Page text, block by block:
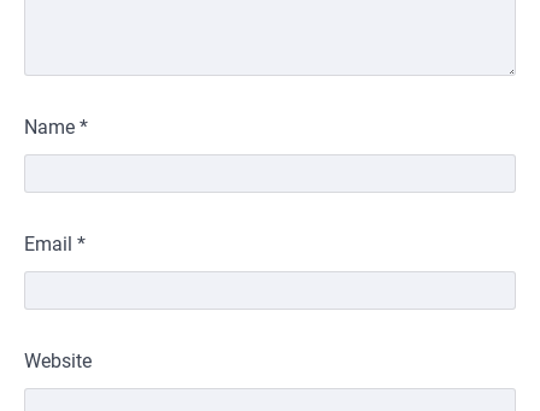
Name *
Email *
Website